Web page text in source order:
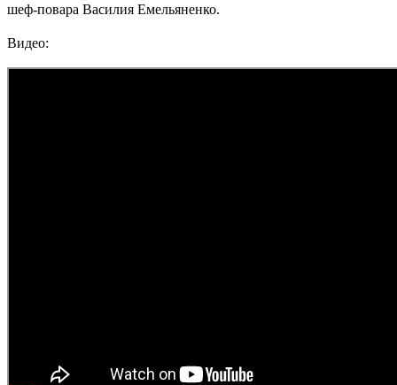
шеф-повара Василия Емельяненко.
Видео: